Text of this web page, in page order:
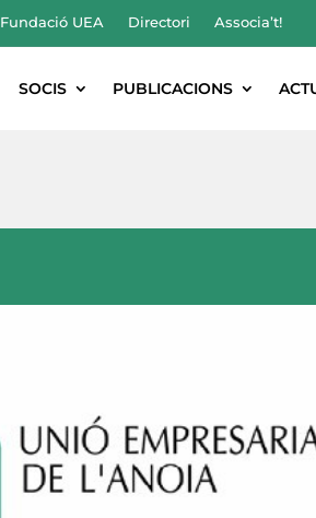
Fundació UEA Directori Associa’t!
SOCIS PUBLICACIONS